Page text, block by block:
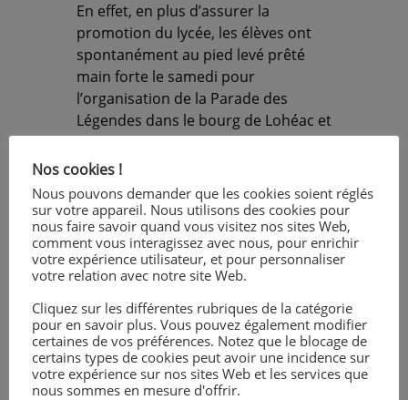
En effet, en plus d’assurer la
promotion du lycée, les élèves ont
spontanément au pied levé prêté
main forte le samedi pour
l’organisation de la Parade des
Légendes dans le bourg de Lohéac et
assuré l’assistance technique de
Stéphane DREAN, enseignant de la
section auto, qui participait à
l’évènement au volant d’une Renault
Clio 2 RS.
Bravo à cette jeune génération pour
son engagement !
Nos cookies !
Nous pouvons demander que les cookies soient réglés
sur votre appareil. Nous utilisons des cookies pour
nous faire savoir quand vous visitez nos sites Web,
comment vous interagissez avec nous, pour enrichir
votre expérience utilisateur, et pour personnaliser
votre relation avec notre site Web.
Cliquez sur les différentes rubriques de la catégorie
pour en savoir plus. Vous pouvez également modifier
certaines de vos préférences. Notez que le blocage de
certains types de cookies peut avoir une incidence sur
votre expérience sur nos sites Web et les services que
nous sommes en mesure d'offrir.